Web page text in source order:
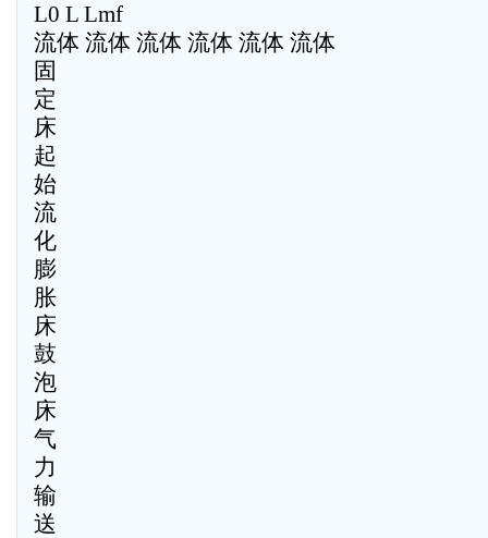
L0 L Lmf
流体 流体 流体 流体 流体 流体
固
定
床
起
始
流
化
膨
胀
床
鼓
泡
床
气
力
输
送